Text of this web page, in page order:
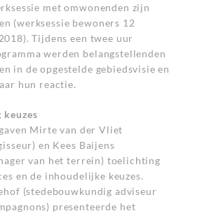
met omwonenden zijn
(werksessie bewoners 12
Tijdens een twee uur
werden belangstellenden
in de opgestelde gebiedsvisie en
hun reactie.
keuzes
Mirte van der Vliet
en Kees Baijens
van het terrein) toelichting
en de inhoudelijke keuzes.
(stedebouwkundig adviseur
presenteerde het